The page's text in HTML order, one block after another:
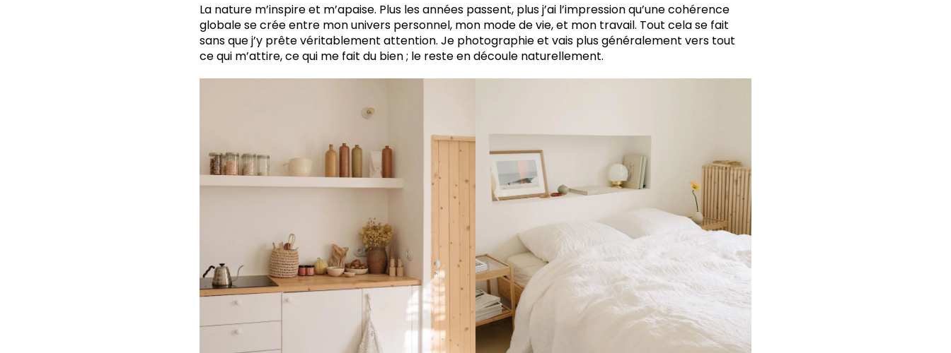
La nature m’inspire et m’apaise. Plus les années passent, plus j’ai l’impression qu’une cohérence
globale se crée entre mon univers personnel, mon mode de vie, et mon travail. Tout cela se fait
sans que j’y prête véritablement attention. Je photographie et vais plus généralement vers tout
ce qui m’attire, ce qui me fait du bien ; le reste en découle naturellement.